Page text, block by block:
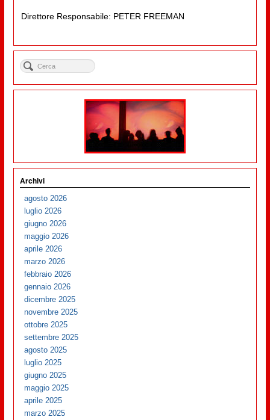
Direttore Responsabile: PETER FREEMAN
Archivi
agosto 2026
luglio 2026
giugno 2026
maggio 2026
aprile 2026
marzo 2026
febbraio 2026
gennaio 2026
dicembre 2025
novembre 2025
ottobre 2025
settembre 2025
agosto 2025
luglio 2025
giugno 2025
maggio 2025
aprile 2025
marzo 2025